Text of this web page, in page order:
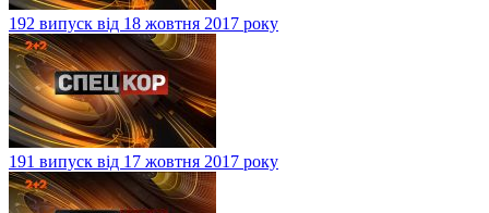
192 випуск від 18 жовтня 2017 року
191 випуск від 17 жовтня 2017 року